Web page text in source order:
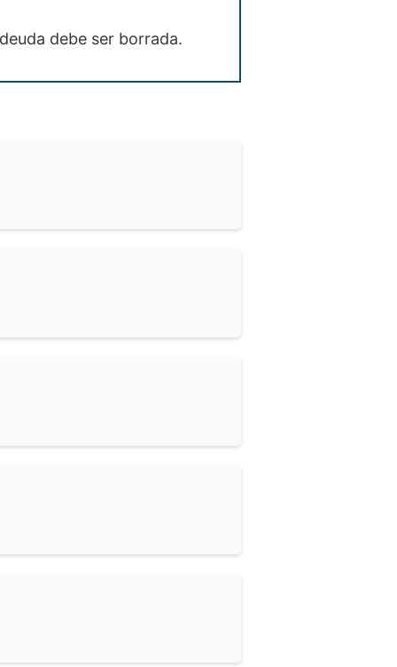
debe ser borrada.